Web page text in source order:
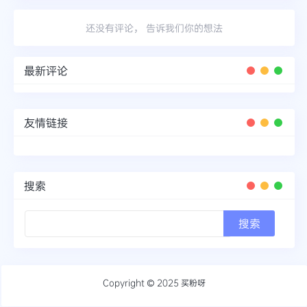
还没有评论， 告诉我们你的想法
最新评论
友情链接
搜索
Copyright © 2025 买粉呀